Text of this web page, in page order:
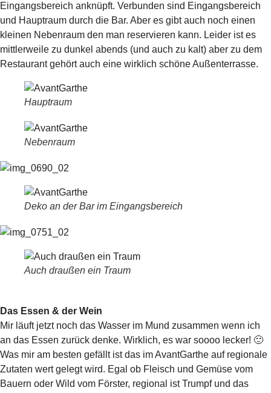
Eingangsbereich anknüpft. Verbunden sind Eingangsbereich
und Hauptraum durch die Bar. Aber es gibt auch noch einen
kleinen Nebenraum den man reservieren kann. Leider ist es
mittlerweile zu dunkel abends (und auch zu kalt) aber zu dem
Restaurant gehört auch eine wirklich schöne Außenterrasse.
Hauptraum
Nebenraum
Deko an der Bar im Eingangsbereich
Auch draußen ein Traum
Das Essen & der Wein
Mir läuft jetzt noch das Wasser im Mund zusammen wenn ich
an das Essen zurück denke. Wirklich, es war soooo lecker! 🙂
Was mir am besten gefällt ist das im AvantGarthe auf regionale
Zutaten wert gelegt wird. Egal ob Fleisch und Gemüse vom
Bauern oder Wild vom Förster, regional ist Trumpf und das